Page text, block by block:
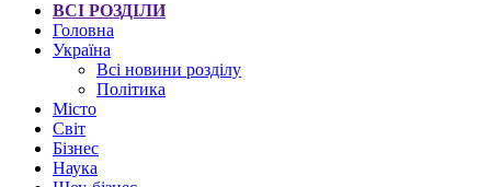
ВСІ РОЗДІЛИ
Головна
Україна
Всі новини розділу
Політика
Місто
Світ
Бізнес
Наука